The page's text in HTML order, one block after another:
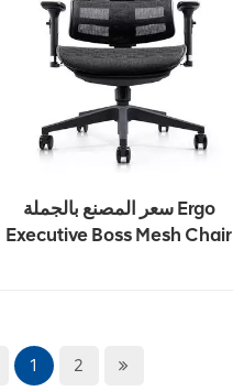
سعر المصنع بالجملة Ergo
Executive Boss Mesh Chair
1 2